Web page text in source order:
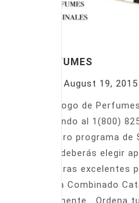
PERFUMES
August 19, 2015
Catálogo de
llamando al 1(800)
nuestro programa
Sólo deberás elegir
nuestras excelentes
Venta Combinado
fácilmente Ordena